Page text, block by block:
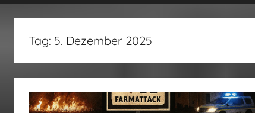
fertig…!
Tag: 5. Dezember 2025